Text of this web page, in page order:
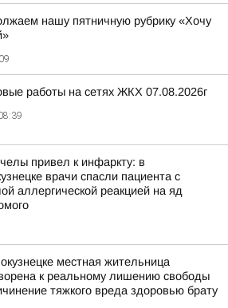
нашу пятничную рубрику «Хочу
работы на сетях ЖКХ 07.08.2026г
привел к инфаркту: в
врачи спасли пациента с
аллергической реакцией на яд
местная жительница
к реальному лишению свободы
тяжкого вреда здоровью брату